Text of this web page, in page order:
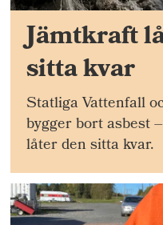
Jämtkraft
sitta kvar
Statliga Vattenfall
bygger bort asbest
låter den sitta kvar.